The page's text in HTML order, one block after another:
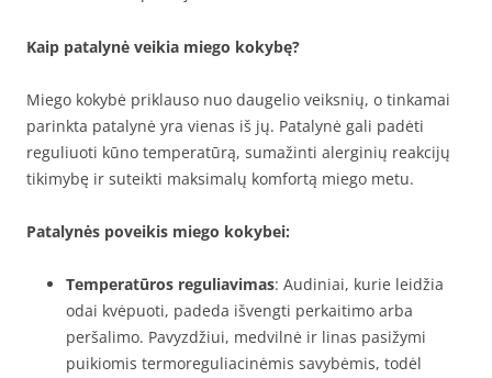
Kaip patalynė veikia miego kokybę?
Miego kokybė priklauso nuo daugelio veiksnių, o tinkamai
parinkta patalynė yra vienas iš jų. Patalynė gali padėti
reguliuoti kūno temperatūrą, sumažinti alerginių reakcijų
tikimybę ir suteikti maksimalų komfortą miego metu.
Patalynės poveikis miego kokybei:
Temperatūros reguliavimas: Audiniai, kurie leidžia
odai kvėpuoti, padeda išvengti perkaitimo arba
peršalimo. Pavyzdžiui, medvilnė ir linas pasižymi
puikiomis termoreguliacinėmis savybėmis, todėl